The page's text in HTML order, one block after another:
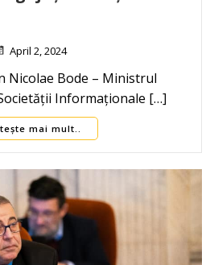
April 2, 2024
Nicolae Bode – Ministrul
Informaționale […]
mai mult..